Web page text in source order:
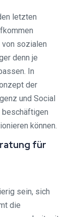
letzten
sozialen
denn je
In
der
und Social
beschäftigen
können.
für
sein, sich
die